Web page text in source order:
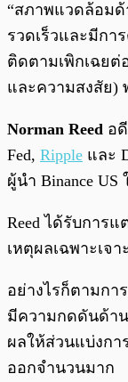
“สภาพแวดล้อม
รวดเร็วและมีกา
ติดตามเพิกเฉยต่
และความสงสัย)
Norman Reed อ
Fed, Ripple และ
ผู้นำ Binance US
Reed ได้รับการ
เหตุผลเฉพาะเจ
อย่างไรก็ตามกา
มีความกดดันด้าน
ผลให้ส่วนแบ่งก
ออกจำนวนมาก